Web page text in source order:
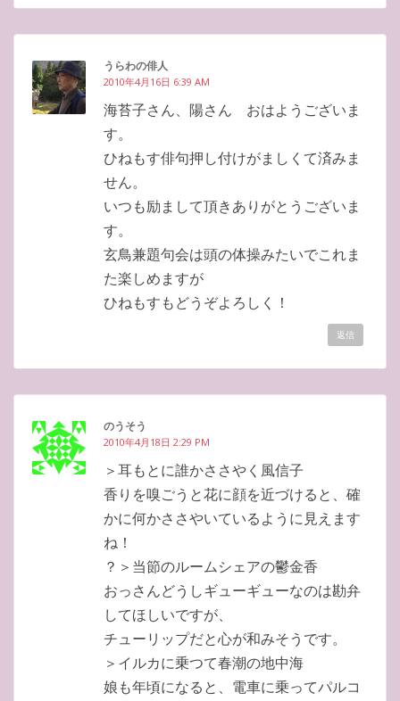
うらわの俳人
2010年4月16日 6:39 AM
海苔子さん、陽さん おはようございま
す。
ひねもす俳句押し付けがましくて済みま
せん。
いつも励まして頂きありがとうございま
す。
玄鳥兼題句会は頭の体操みたいでこれま
た楽しめますが
ひねもすもどうぞよろしく！
返信
のうそう
2010年4月18日 2:29 PM
＞耳もとに誰かささやく風信子
香りを嗅ごうと花に顔を近づけると、確
かに何かささやいているように見えます
ね！
？＞当節のルームシェアの鬱金香
おっさんどうしギューギューなのは勘弁
してほしいですが、
チューリップだと心が和みそうです。
＞イルカに乗つて春潮の地中海
娘も年頃になると、電車に乗ってパルコ